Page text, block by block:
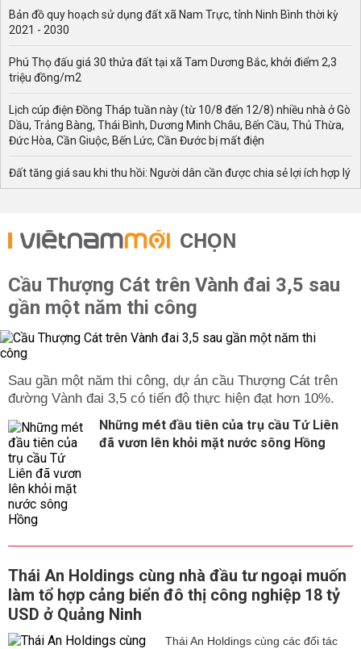
Bản đồ quy hoạch sử dụng đất xã Nam Trực, tỉnh Ninh Bình thời kỳ
2021 - 2030
Phú Thọ đấu giá 30 thửa đất tại xã Tam Dương Bắc, khởi điểm 2,3
triệu đồng/m2
Lịch cúp điện Đồng Tháp tuần này (từ 10/8 đến 12/8) nhiều nhà ở Gò
Dầu, Trảng Bàng, Thái Bình, Dương Minh Châu, Bến Cầu, Thủ Thừa,
Đức Hòa, Cần Giuộc, Bến Lức, Cần Đước bị mất điện
Đất tăng giá sau khi thu hồi: Người dân cần được chia sẻ lợi ích hợp lý
CHỌN
Cầu Thượng Cát trên Vành đai 3,5 sau
gần một năm thi công
Sau gần một năm thi công, dự án cầu Thượng Cát trên
đường Vành đai 3,5 có tiến độ thực hiện đạt hơn 10%.
Những mét đầu tiên của trụ cầu Tứ Liên
đã vươn lên khỏi mặt nước sông Hồng
Thái An Holdings cùng nhà đầu tư ngoại muốn
làm tổ hợp cảng biển đô thị công nghiệp 18 tỷ
USD ở Quảng Ninh
Thái An Holdings cùng các đối tác